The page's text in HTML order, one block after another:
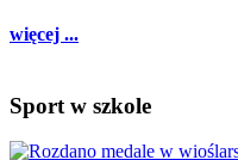
więcej ...
Sport w szkole